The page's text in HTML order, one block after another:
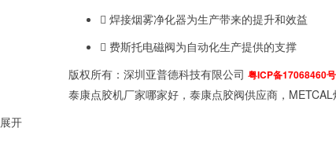
焊接烟雾净化器为生产带来的提升和效益
费斯托电磁阀为自动化生产提供的支撑
版权所有：深圳亚普德科技有限公司 粤ICP备17068460号
泰康点胶机厂家哪家好，泰康点胶阀供应商，
展开